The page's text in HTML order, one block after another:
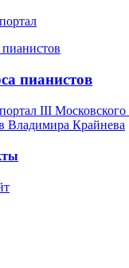
пианистов
III
Владимира Крайнева